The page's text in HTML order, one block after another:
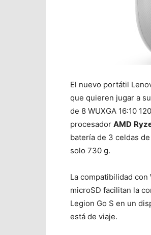
El nuevo portátil
que quieren jugar a
de 8 WUXGA 16:10
procesador AMD
batería de 3 celdas
solo 730 g.
La compatibilidad
microSD facilitan la
Legion Go S en un
está de viaje.